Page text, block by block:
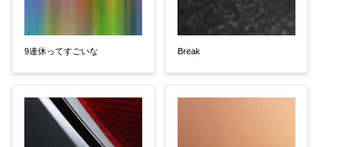
9連休ってすごいな Break